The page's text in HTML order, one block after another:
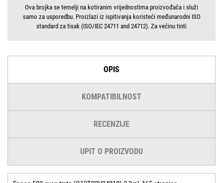
Ova brojka se temelji na kotiranim vrijednostima proizvođača i služi
samo za usporedbu. Proizlazi iz ispitivanja koristeći međunarodni ISO
standard za tisak (ISO/IEC 24711 and 24712). Za većinu tinti
OPIS
KOMPATIBILNOST
RECENZIJE
UPIT O PROIZVODU